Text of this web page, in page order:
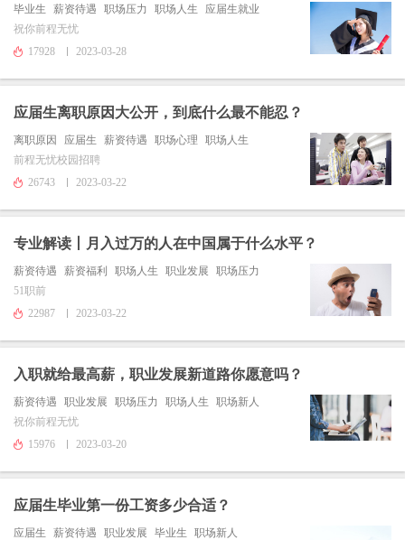
毕业生 薪资待遇 职场压力 职场人生
应届生就业
祝你前程无忧
17928
2023-03-28
应届生离职原因大公开，到底什么最不能忍？
离职原因 应届生 薪资待遇 职场心理
职场人生
前程无忧校园招聘
26743
2023-03-22
专业解读丨月入过万的人在中国属于什么水平？
薪资待遇 薪资福利 职场人生 职业发展
职场压力
51职前
22987
2023-03-22
入职就给最高薪，职业发展新道路你愿意吗？
薪资待遇 职业发展 职场压力 职场人生
职场新人
祝你前程无忧
15976
2023-03-20
应届生毕业第一份工资多少合适？
应届生 薪资待遇 职业发展 毕业生
职场新人